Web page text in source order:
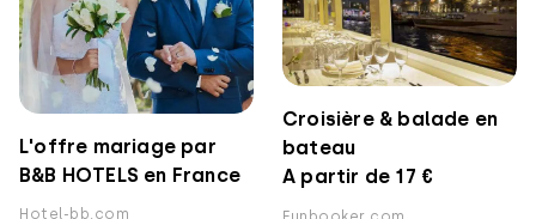
L'offre mariage par
B&B HOTELS en France
Hotel-bb.com
Croisière & balade en
bateau
A partir de 17 €